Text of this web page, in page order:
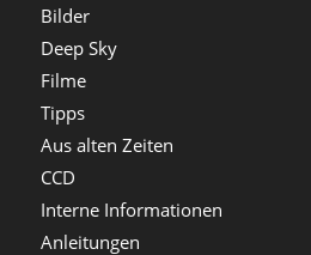
Bilder
Deep Sky
Filme
Tipps
Aus alten Zeiten
CCD
Interne Informationen
Anleitungen